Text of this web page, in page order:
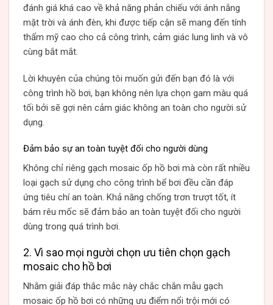
đánh giá khá cao về khả năng phản chiếu với ánh nắng
mặt trời và ánh đèn, khi được tiếp cận sẽ mang đến tính
thẩm mỹ cao cho cả công trình, cảm giác lung linh và vô
cùng bắt mắt.
Lời khuyên của chúng tôi muốn gửi đến bạn đó là với
công trình hồ bơi, bạn không nên lựa chọn gam màu quá
tối bởi sẽ gợi nên cảm giác không an toàn cho người sử
dụng.
Đảm bảo sự an toàn tuyệt đối cho người dùng
Không chỉ riêng gạch mosaic ốp hồ bơi mà còn rất nhiều
loại gạch sử dụng cho công trình bể bơi đều cần đáp
ứng tiêu chí an toàn. Khả năng chống trơn trượt tốt, ít
bám rêu mốc sẽ đảm bảo an toàn tuyệt đối cho người
dùng trong quá trình bơi.
2. Vì sao mọi người chọn ưu tiên chọn gạch
mosaic cho hồ bơi
Nhằm giải đáp thắc mắc này chắc chắn mẫu gạch
mosaic ốp hồ bơi có những ưu điểm nổi trội mới có